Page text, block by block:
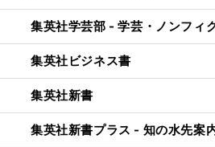
集英社学芸部 - 学芸・ノンフィ
集英社ビジネス書
集英社新書
集英社新書プラス - 知の水先案